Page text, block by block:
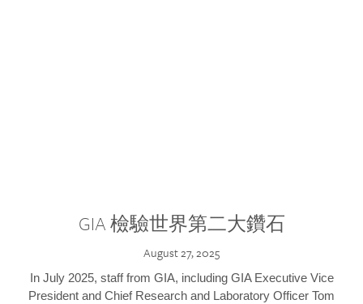
GIA 檢驗世界第二大鑽石
August 27, 2025
In July 2025, staff from GIA, including GIA Executive Vice
President and Chief Research and Laboratory Officer Tom